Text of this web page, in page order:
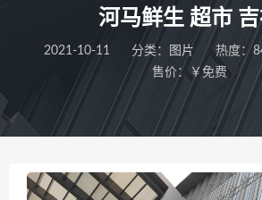
河马鲜生 超市
2021-10-11 分类： 图片 热度：
售价：￥免费